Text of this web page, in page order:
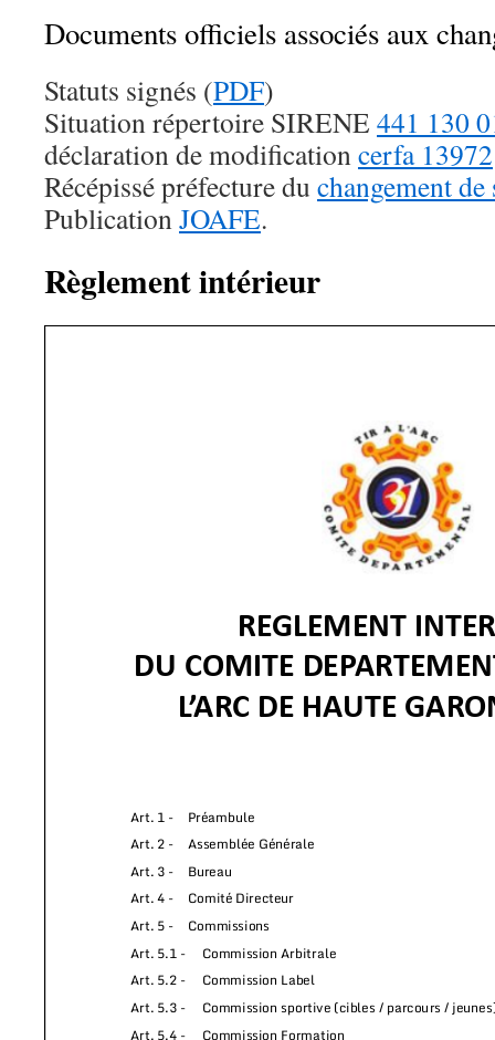
Documents officiels associés aux
Statuts signés (PDF)
Situation répertoire SIRENE 441 130
déclaration de modificationcerfa 13972
Récépissé préfecture du changement de
PublicationJOAFE.
Règlement intérieur